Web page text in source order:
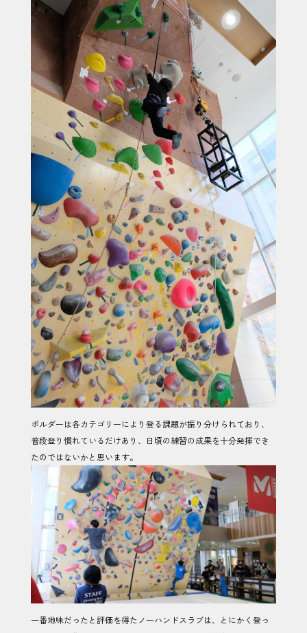
ボルダーは各カテゴリーにより登る課題が振り分けられており、
普段登り慣れているだけあり、日頃の練習の成果を十分発揮でき
たのではないかと思います。
一番地味だったと評価を得たノーハンドスラブは、とにかく登っ